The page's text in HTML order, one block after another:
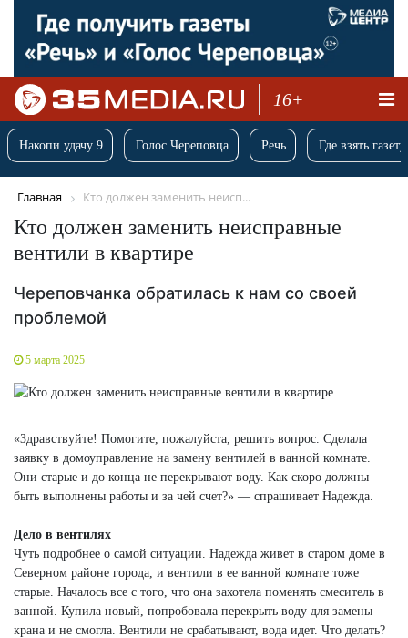
16+
Накопи удачу 9 Голос Череповца Речь Где взять
Главная Кто должен заменить неисп...
Кто должен заменить неисправные
вентили в квартире
Череповчанка обратилась к нам со своей
проблемой
5 марта 2025
«Здравствуйте! Помогите, пожалуйста, решить вопрос. Сделала
заявку в домоуправление на замену вентилей в ванной комнате.
Они старые и до конца не перекрывают воду. Как скоро должны
быть выполнены работы и за чей счет?» — спрашивает Надежда.
Дело в вентилях
Чуть подробнее о самой ситуации. Надежда живет в старом доме в
Северном районе города, и вентили в ее ванной комнате тоже
старые. Началось все с того, что она захотела поменять смеситель в
ванной. Купила новый, попробовала перекрыть воду для замены
крана и не смогла. Вентили не срабатывают, вода идет. Что делать?